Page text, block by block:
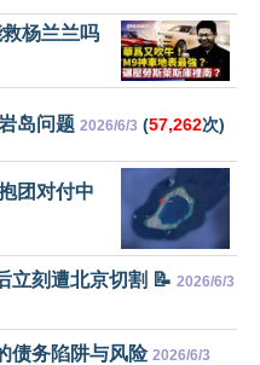
杨兰兰吗
岛问题 2026/6/3 (57,262次)
团对付中
立刻遭北京切割 📝 2026/6/3
债务陷阱与风险 2026/6/3